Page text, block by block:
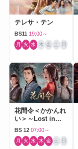
テレサ・テン
BS11 19:00～
月 火 水 木 金 土 日
花間令＜かかんれ
い＞～Lost in
Love～
BS 12 07:00～
月 火 水 木 金 土 日